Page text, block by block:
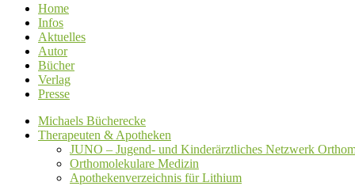
Home
Infos
Aktuelles
Autor
Bücher
Verlag
Presse
Michaels Bücherecke
Therapeuten & Apotheken
JUNO – Jugend- und Kinderärztliches Netzwerk
Orthomolekulare Medizin
Apothekenverzeichnis für Lithium